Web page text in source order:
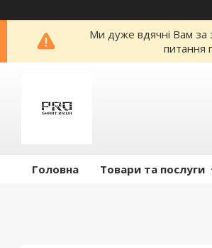
Ми дуже вдячні Вам за
питання
Головна Товари та послуги